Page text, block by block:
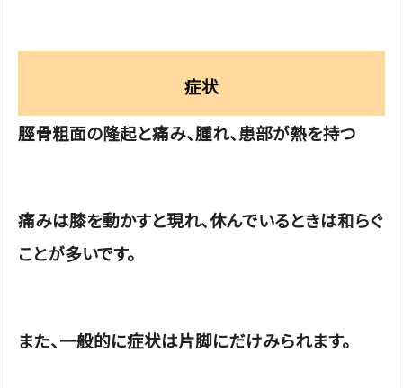
症状
脛骨粗面の隆起と痛み、腫れ、患部が熱を持つ
痛みは膝を動かすと現れ、休んでいるときは和らぐ
ことが多いです。
また、一般的に症状は片脚にだけみられます。